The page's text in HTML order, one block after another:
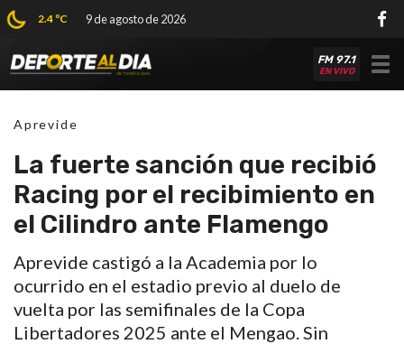
2.4 ºC 9 de agosto de 2026
FM 97.1
EN VIVO
Aprevide
La fuerte sanción que recibió
Racing por el recibimiento en
el Cilindro ante Flamengo
Aprevide castigó a la Academia por lo
ocurrido en el estadio previo al duelo de
vuelta por las semifinales de la Copa
Libertadores 2025 ante el Mengao. Sin